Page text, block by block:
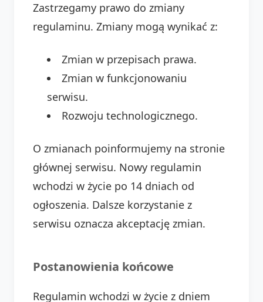
Zastrzegamy prawo do zmiany
regulaminu. Zmiany mogą wynikać z:
Zmian w przepisach prawa.
Zmian w funkcjonowaniu
serwisu.
Rozwoju technologicznego.
O zmianach poinformujemy na stronie
głównej serwisu. Nowy regulamin
wchodzi w życie po 14 dniach od
ogłoszenia. Dalsze korzystanie z
serwisu oznacza akceptację zmian.
Postanowienia końcowe
Regulamin wchodzi w życie z dniem